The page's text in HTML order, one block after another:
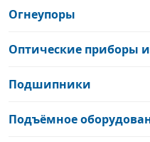
Огнеупоры
Оптические приборы
Подшипники
Подъёмное